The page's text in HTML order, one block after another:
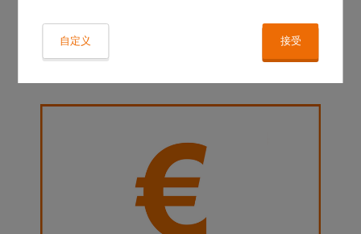
自定义 接受
了解更多信息